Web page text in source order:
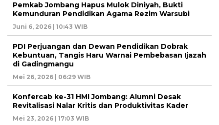
Pemkab Jombang Hapus Mulok Diniyah, Bukti
Kemunduran Pendidikan Agama Rezim Warsubi
Juni 6, 2026 | 10:43 WIB
PDI Perjuangan dan Dewan Pendidikan Dobrak
Kebuntuan, Tangis Haru Warnai Pembebasan Ijazah
di Gadingmangu
Mei 26, 2026 | 06:29 WIB
Konfercab ke-31 HMI Jombang: Alumni Desak
Revitalisasi Nalar Kritis dan Produktivitas Kader
Mei 23, 2026 | 17:03 WIB